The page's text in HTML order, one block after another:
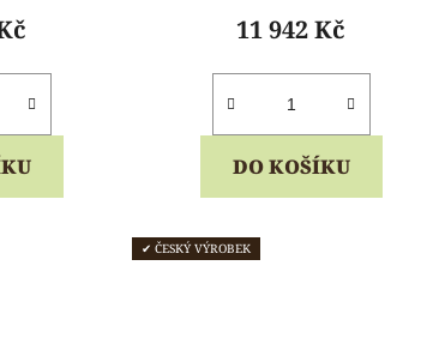
produktu
5,0
z
hvězdiček.
11 942 Kč
DO KOŠÍKU
✔ ČESKÝ VÝROBEK